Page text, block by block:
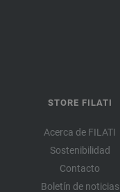
STORE FILATI
Acerca de FILATI
Sostenibilidad
Contacto
Boletín de noticias